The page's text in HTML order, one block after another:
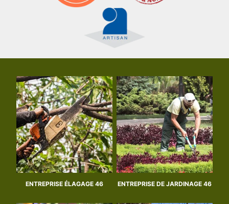
ENTREPRISE ÉLAGAGE 46 ENTREPRISE DE JARDINAGE 46